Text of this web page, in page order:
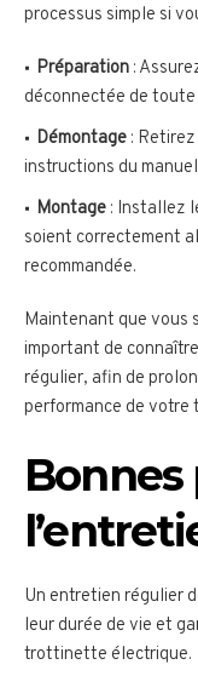
processus simple si
Préparation :
déconnectée de
Démontage :
instructions du
Montage : Installez
soient correctement
recommandée.
Maintenant que vous
important de
régulier, afin de
performance de
Un entretien régulier
leur durée de vie et
trottinette électrique.